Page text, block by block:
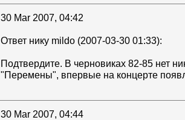
30 Mar 2007, 04:42
Ответ нику mildo (2007-03-30 01:33):
Подтвердите. В черновиках 82-85 нет
"Перемены", впервые на концерте
30 Mar 2007, 04:44